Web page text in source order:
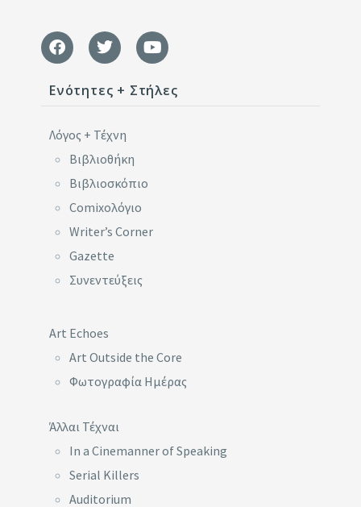
Ενότητες + Στήλες
Λόγος + Τέχνη
Βιβλιοθήκη
Βιβλιοσκόπιο
Comixoλόγιο
Writer’s Corner
Gazette
Συνεντεύξεις
Art Echoes
Art Outside the Core
Φωτογραφία Ημέρας
Άλλαι Τέχναι
In a Cinemanner of Speaking
Serial Killers
Auditorium